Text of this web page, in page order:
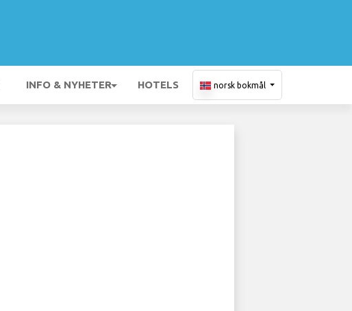
INFO & NYHETER HOTELS norsk bokmål